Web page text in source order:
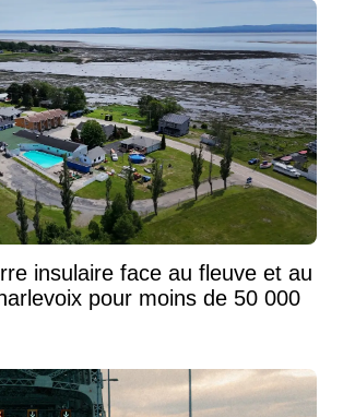
insulaire face au fleuve et au
pour moins de 50 000